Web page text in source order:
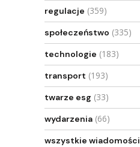
regulacje (359)
społeczeństwo (335)
technologie (183)
transport (193)
twarze esg (33)
wydarzenia (66)
wszystkie wiadomości